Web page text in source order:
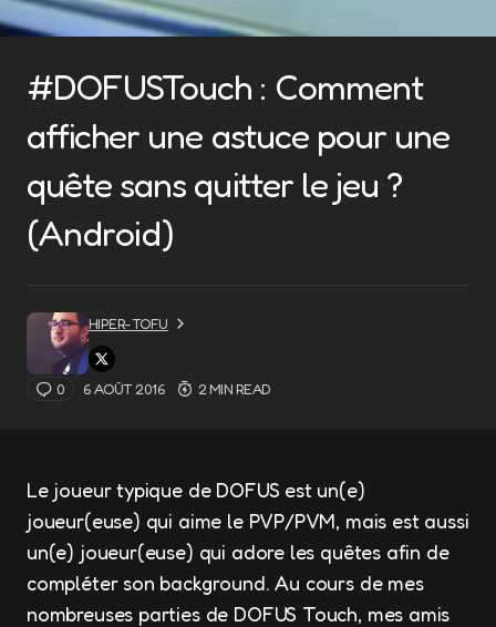
#DOFUSTouch : Comment
afficher une astuce pour une
quête sans quitter le jeu ?
(Android)
HIPER-TOFU
0 6 AOÛT 2016 2 MIN READ
Le joueur typique de DOFUS est un(e)
joueur(euse) qui aime le PVP/PVM, mais est aussi
un(e) joueur(euse) qui adore les quêtes afin de
compléter son background. Au cours de mes
nombreuses parties de DOFUS Touch, mes amis